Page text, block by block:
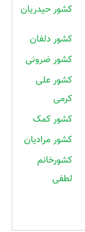
کشور حیدریان
کشور دلفان
کشور ضرونی
کشور علی
کرمی
کشور کمک
کشور مرادیان
کشورخانم
لطفی